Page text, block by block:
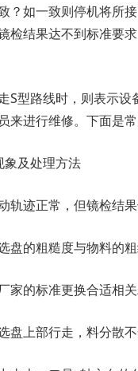
？如一致则停机将所
检结果达不到标准要
S型路线时，则表示设
来进行维修。下面是
象及处理方法
迹正常，但镜检结果
盘的粗糙度与物料的粗
家的标准更换合适相
上部行走，料分散不